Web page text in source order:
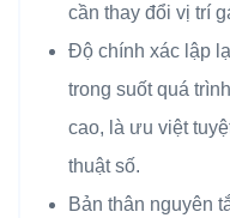
cần thay đổi vị trí
Độ chính xác lập
trong suốt quá
cao, là ưu việt
thuật số.
Bản thân nguyên